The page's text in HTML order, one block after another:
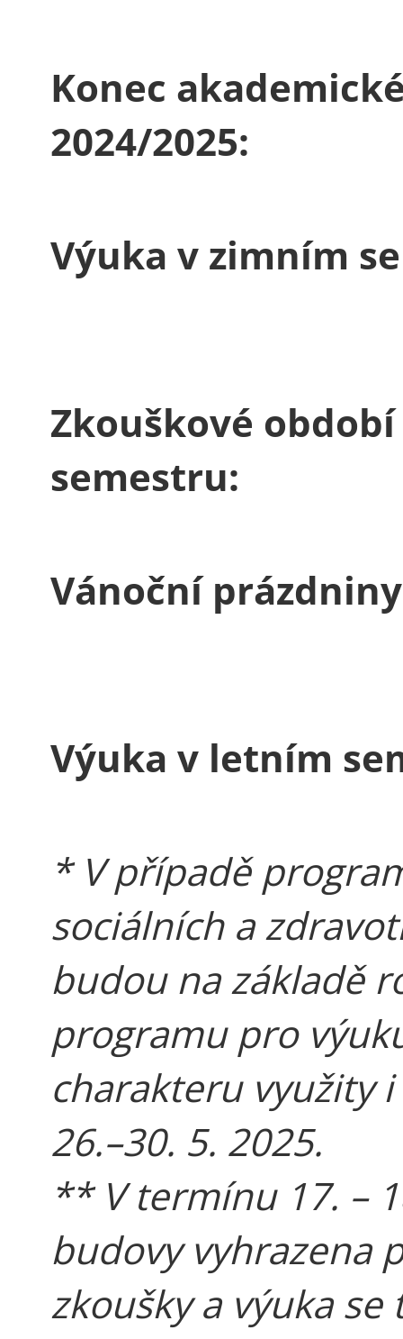
Konec
2024/2025:
Výuka v zimním
Zkouškové
semestru:
Vánoční
Výuka v letním
* V případě
sociálních a
budou na základě
programu pro
charakteru využity
26.–30. 5. 2025.
** V termínu 17. –
budovy vyhrazena
zkoušky a výuka se